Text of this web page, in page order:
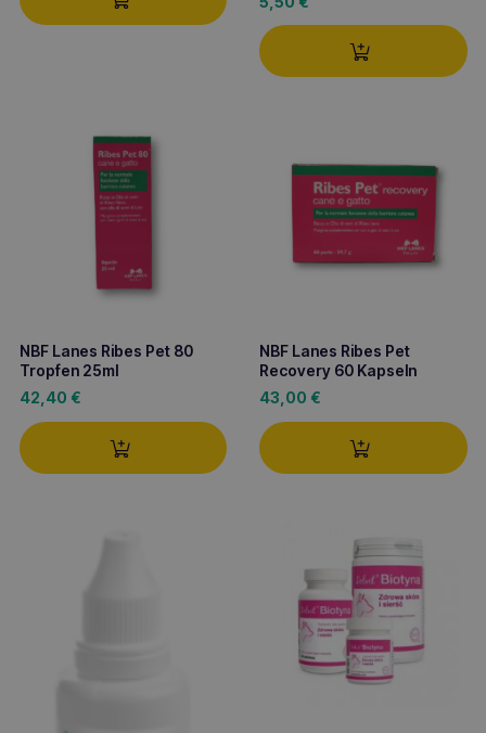
NBF Lanes Ribes Pet 80
Tropfen 25ml
42,40 €
NBF Lanes Ribes Pet
Recovery 60 Kapseln
43,00 €